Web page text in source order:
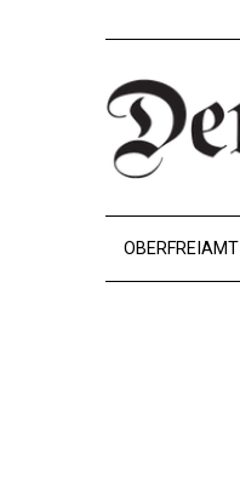
OBERFREIAMT